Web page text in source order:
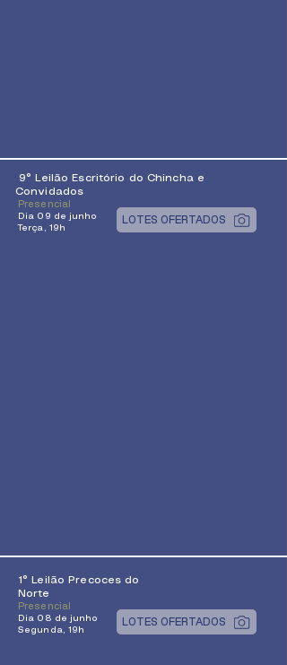
9° Leilão Escritório do Chincha e
Convidados
Presencial
Dia 09 de junho
Terça, 19h
LOTES OFERTADOS
1° Leilão Precoces do
Norte
Presencial
Dia 08 de junho
Segunda, 19h
LOTES OFERTADOS